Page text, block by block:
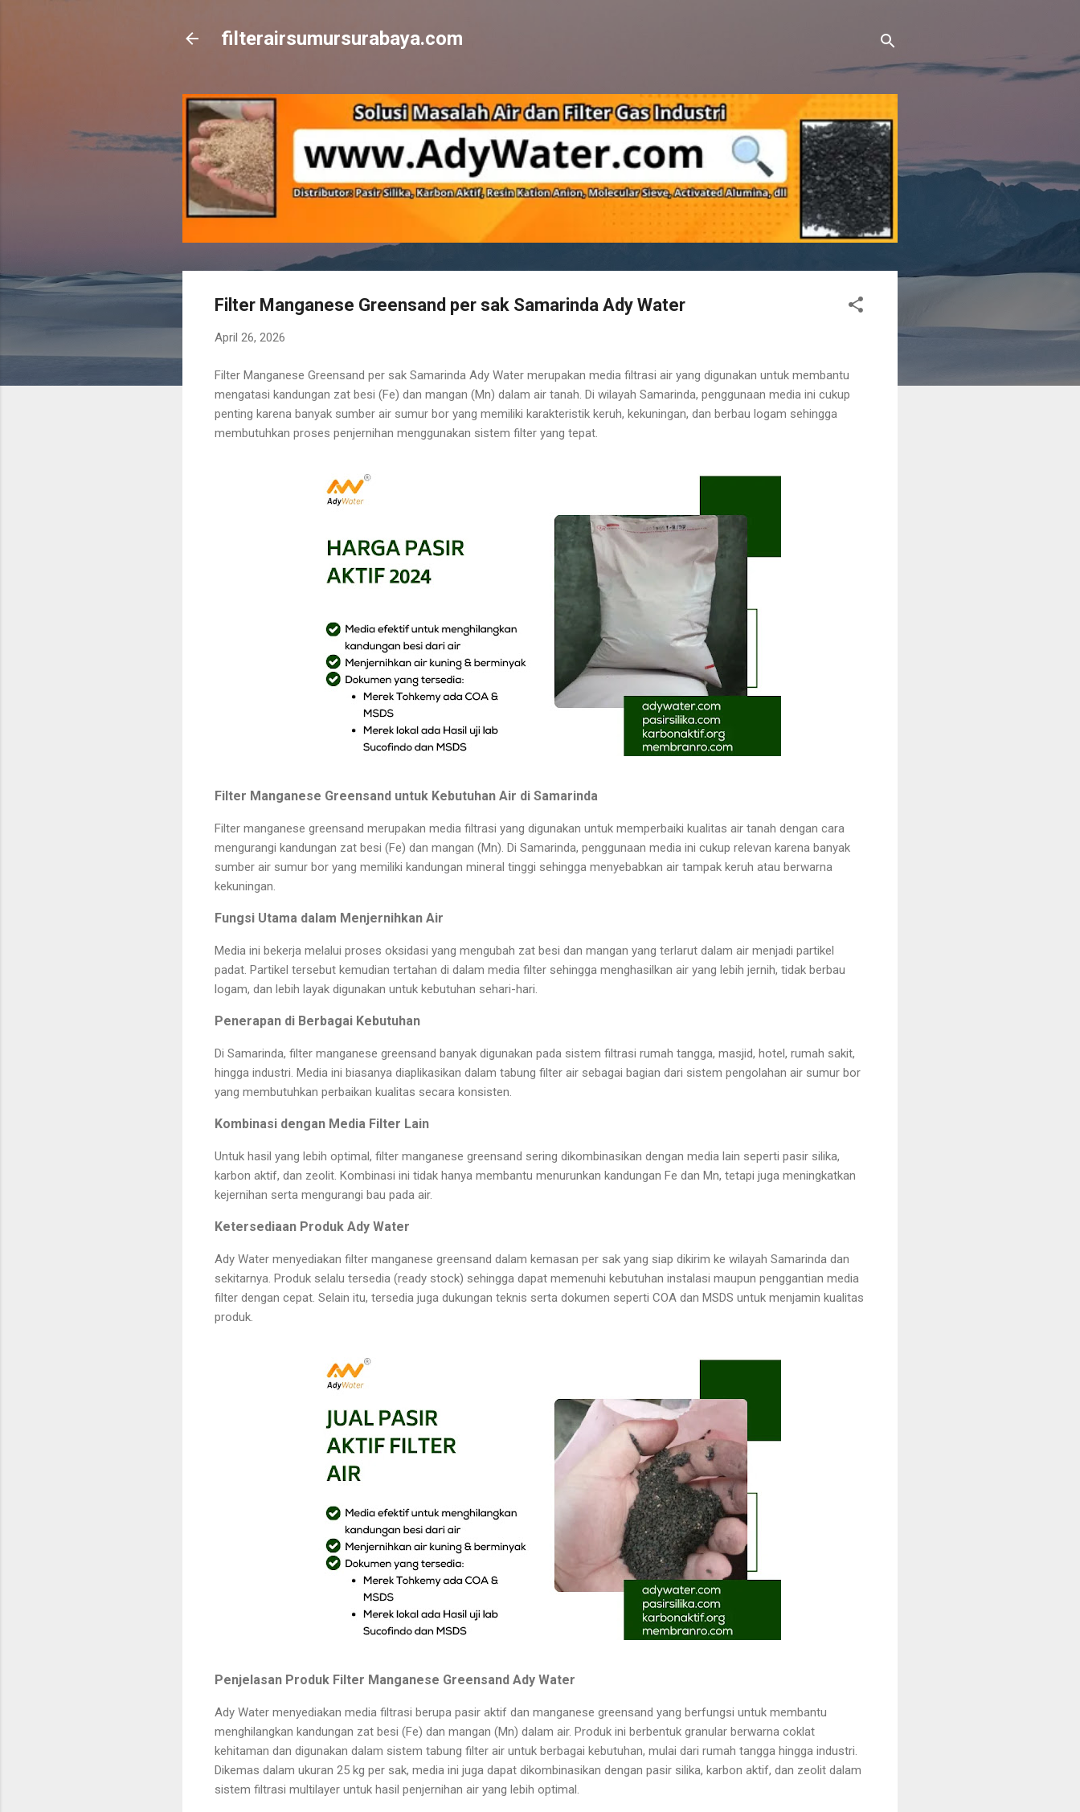
filterairsumursurabaya.com
Filter Manganese Greensand per sak Samarinda Ady Water
April 26, 2026
Filter Manganese Greensand per sak Samarinda Ady Water merupakan media filtrasi air yang digunakan untuk membantu
mengatasi kandungan zat besi (Fe) dan mangan (Mn) dalam air tanah. Di wilayah Samarinda, penggunaan media ini cukup
penting karena banyak sumber air sumur bor yang memiliki karakteristik keruh, kekuningan, dan berbau logam sehingga
membutuhkan proses penjernihan menggunakan sistem filter yang tepat.
Filter Manganese Greensand untuk Kebutuhan Air di Samarinda
Filter manganese greensand merupakan media filtrasi yang digunakan untuk memperbaiki kualitas air tanah dengan cara
mengurangi kandungan zat besi (Fe) dan mangan (Mn). Di Samarinda, penggunaan media ini cukup relevan karena banyak
sumber air sumur bor yang memiliki kandungan mineral tinggi sehingga menyebabkan air tampak keruh atau berwarna
kekuningan.
Fungsi Utama dalam Menjernihkan Air
Media ini bekerja melalui proses oksidasi yang mengubah zat besi dan mangan yang terlarut dalam air menjadi partikel
padat. Partikel tersebut kemudian tertahan di dalam media filter sehingga menghasilkan air yang lebih jernih, tidak berbau
logam, dan lebih layak digunakan untuk kebutuhan sehari-hari.
Penerapan di Berbagai Kebutuhan
Di Samarinda, filter manganese greensand banyak digunakan pada sistem filtrasi rumah tangga, masjid, hotel, rumah sakit,
hingga industri. Media ini biasanya diaplikasikan dalam tabung filter air sebagai bagian dari sistem pengolahan air sumur bor
yang membutuhkan perbaikan kualitas secara konsisten.
Kombinasi dengan Media Filter Lain
Untuk hasil yang lebih optimal, filter manganese greensand sering dikombinasikan dengan media lain seperti pasir silika,
karbon aktif, dan zeolit. Kombinasi ini tidak hanya membantu menurunkan kandungan Fe dan Mn, tetapi juga meningkatkan
kejernihan serta mengurangi bau pada air.
Ketersediaan Produk Ady Water
Ady Water menyediakan filter manganese greensand dalam kemasan per sak yang siap dikirim ke wilayah Samarinda dan
sekitarnya. Produk selalu tersedia (ready stock) sehingga dapat memenuhi kebutuhan instalasi maupun penggantian media
filter dengan cepat. Selain itu, tersedia juga dukungan teknis serta dokumen seperti COA dan MSDS untuk menjamin kualitas
produk.
Penjelasan Produk Filter Manganese Greensand Ady Water
Ady Water menyediakan media filtrasi berupa pasir aktif dan manganese greensand yang berfungsi untuk membantu
menghilangkan kandungan zat besi (Fe) dan mangan (Mn) dalam air. Produk ini berbentuk granular berwarna coklat
kehitaman dan digunakan dalam sistem tabung filter air untuk berbagai kebutuhan, mulai dari rumah tangga hingga industri.
Dikemas dalam ukuran 25 kg per sak, media ini juga dapat dikombinasikan dengan pasir silika, karbon aktif, dan zeolit dalam
sistem filtrasi multilayer untuk hasil penjernihan air yang lebih optimal.